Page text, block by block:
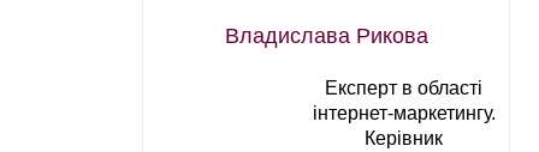
Владислава Рикова
Експерт в області
інтернет-маркетингу.
Керівник